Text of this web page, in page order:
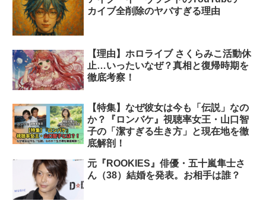
カイブ全削除のヤバすぎる理由
【理由】ホロライブ さくらみこ活動休
止…いったいなぜ？真相と復帰時期を
徹底考察！
【特集】なぜ彼女は今も「伝説」なの
か？『ロンバケ』視聴率女王・山口智
子の「潔すぎる生き方」と現在地を徹
底解剖！
元『ROOKIES』俳優・五十嵐隼士さ
ん（38）結婚を発表。お相手は誰？